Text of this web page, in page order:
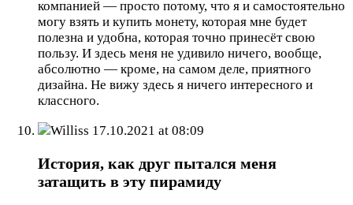
компанией — просто потому, что я и самостоятельно
могу взять и купить монету, которая мне будет
полезна и удобна, которая точно принесёт свою
пользу. И здесь меня не удивило ничего, вообще,
абсолютно — кроме, на самом деле, приятного
дизайна. Не вижу здесь я ничего интересного и
классного.
Williss 17.10.2021 at 08:09
История, как друг пытался меня
затащить в эту пирамиду